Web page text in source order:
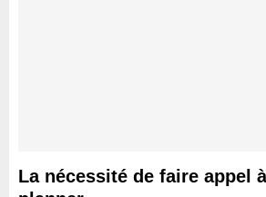
La nécessité de faire appel